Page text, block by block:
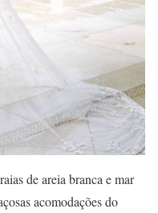
de areia branca e mar
acomodações do